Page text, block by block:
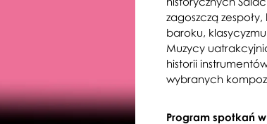
zagoszczą
baroku,
Muzycy
historii
wybranych
Program spotkań